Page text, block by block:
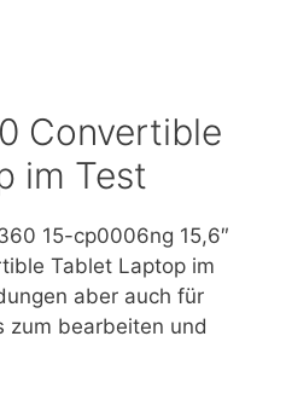
Convertible
im Test
15-cp0006ng 15,6″
Tablet Laptop im
aber auch für
zum bearbeiten und